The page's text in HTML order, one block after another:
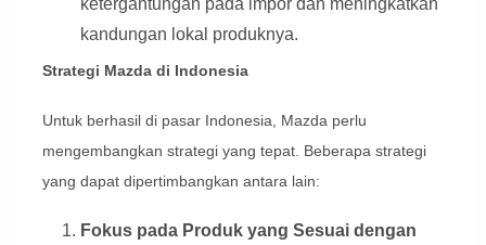
ketergantungan pada impor dan meningkatkan
kandungan lokal produknya.
Strategi Mazda di Indonesia
Untuk berhasil di pasar Indonesia, Mazda perlu
mengembangkan strategi yang tepat. Beberapa strategi
yang dapat dipertimbangkan antara lain:
Fokus pada Produk yang Sesuai dengan